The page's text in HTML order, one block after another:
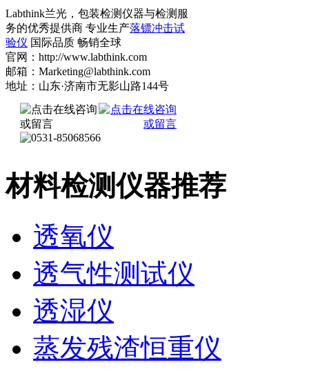
Labthink兰光，包装检测仪器与检测服
务的优秀提供商 专业生产落镖冲击试
验仪 国际品质 畅销全球
官网：http://www.labthink.com
邮箱：Marketing@labthink.com
地址：山东·济南市无影山路144号
材料检测仪器推荐
透氧仪
透气性测试仪
透湿仪
蒸发残渣恒重仪